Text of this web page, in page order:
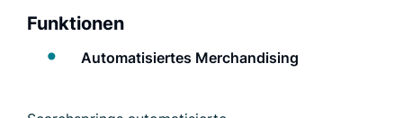
Funktionen
Automatisiertes Merchandising